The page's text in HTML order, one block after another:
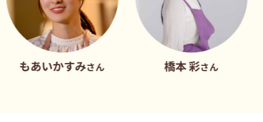
すみさん さん